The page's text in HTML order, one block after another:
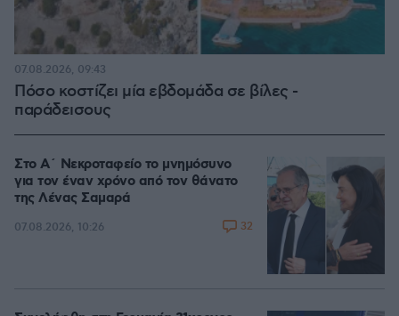
Πόσο κοστίζει μία εβδομάδα σε βίλες -
παράδεισους
07.08.2026, 09:43
Στο Α΄ Νεκροταφείο το μνημόσυνο
για τον έναν χρόνο από τον θάνατο
της Λένας Σαμαρά
07.08.2026, 10:26 32